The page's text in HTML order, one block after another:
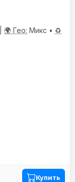
🌍 Гео: Микс • ♻️
Купить